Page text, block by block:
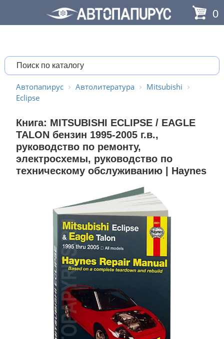
0
Автопапирус Автолитература
Mitsubishi
Eclipse
Книга: MITSUBISHI ECLIPSE / EAGLE
TALON бензин 1995-2005 г.в.,
руководство по ремонту,
электросхемы, руководство по
техническому обслуживанию | Haynes